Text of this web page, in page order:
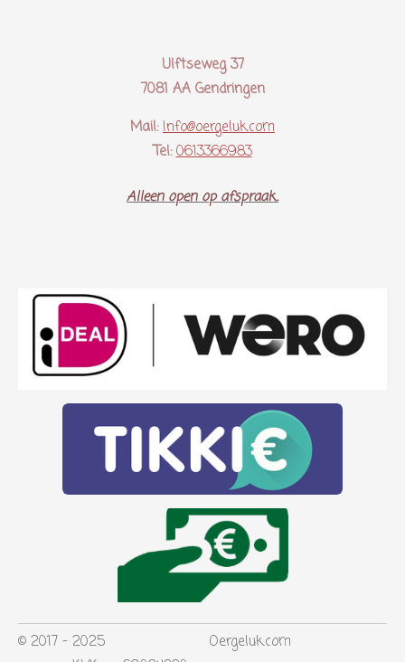
Ulftseweg 37
7081 AA Gendringen
Mail: Info@oergeluk.com
Tel: 0613366983
Alleen open op afspraak..
© 2017 - 2025 Oergeluk.com